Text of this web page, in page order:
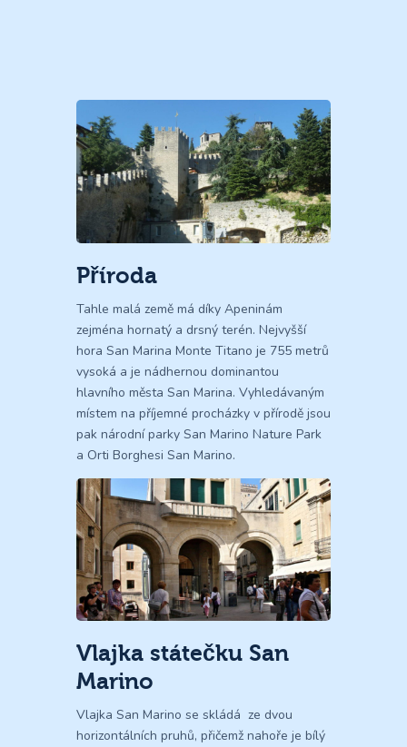
Příroda
Tahle malá země má díky Apeninám
zejména hornatý a drsný terén. Nejvyšší
hora San Marina Monte Titano je 755 metrů
vysoká a je nádhernou dominantou
hlavního města San Marina. Vyhledávaným
místem na příjemné procházky v přírodě jsou
pak národní parky San Marino Nature Park
a Orti Borghesi San Marino.
Vlajka státečku San
Marino
Vlajka San Marino se skládá ze dvou
horizontálních pruhů, přičemž nahoře je bílý